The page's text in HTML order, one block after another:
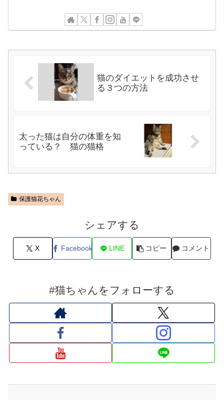
猫のダイエットを成功させ
る３つの方法
太った猫は自分の体重を知
っている？ 猫の猫格
保護猫花ちゃん
シェアする
X Facebook LINE コピー コメント
#猫ちゃんをフォローする